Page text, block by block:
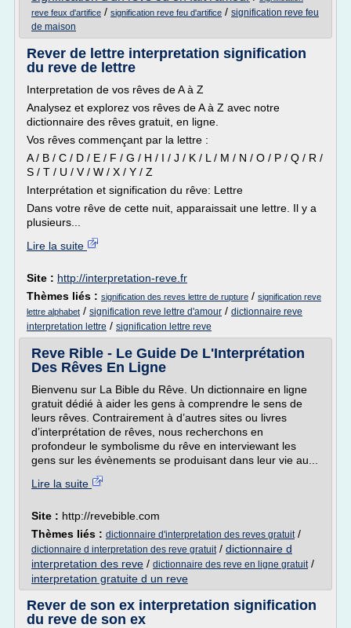
reve feux d'artifice / signification reve feu d'artifice / signification reve feu
de maison
Rever de lettre interpretation signification
du reve de lettre
Interpretation de vos rêves de A à Z
Analysez et explorez vos rêves de A à Z avec notre
dictionnaire des rêves gratuit, en ligne.
Vos rêves commençant par la lettre :
A / B / C / D / E / F / G / H / I / J / K / L / M / N / O / P / Q / R /
S / T / U / V / W / X / Y / Z
Interprétation et signification du rêve: Lettre
Dans votre rêve de cette nuit, apparaissait une lettre. Il y a
plusieurs...
Lire la suite
Site : http://interpretation-reve.fr
Thèmes liés : signification des reves lettre de rupture / signification reve
lettre alphabet / signification reve lettre d'amour / dictionnaire reve
interpretation lettre / signification lettre reve
Reve Rible - Le Guide De L'Interprétation
Des Rêves En Ligne
Bienvenu sur La Bible du Rêve. Un dictionnaire en ligne
gratuit dédié à aider les gens à comprendre le sens de
leurs rêves. Contrairement à d’autres sites ou livres
d’interprétation de rêves, nous recherchons en
profondeur le symbolisme du rêve en interviewant les
gens sur les évènements se produisant dans leur vie au...
Lire la suite
Site : http://revebible.com
Thèmes liés : dictionnaire d'interpretation des reves gratuit/
dictionnaire d interpretation des reve gratuit/ dictionnaire d
interpretation des reve / dictionnaire des reve en ligne gratuit/
interpretation gratuite d un reve
Rever de son ex interpretation signification
du reve de son ex